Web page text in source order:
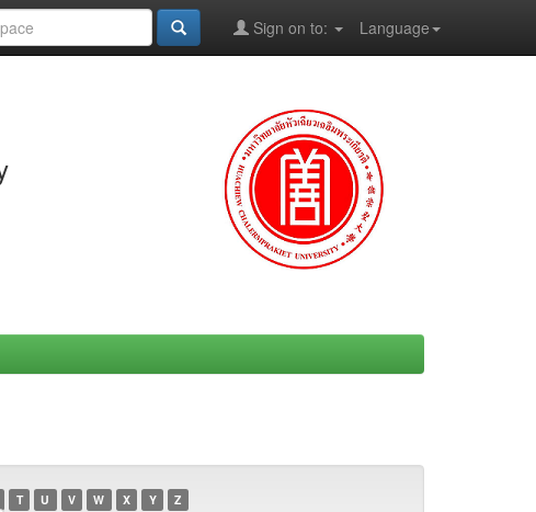
Language
Sign on to:
T U V W X Y Z